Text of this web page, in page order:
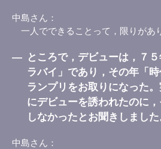
中島さん
一人でできることって，限りがあ
― ところで，デビューは，７
ラバイ」であり，その年「
ランプリをお取りになった
にデビューを誘われたのに
しなかったとお聞きしました
中島さん